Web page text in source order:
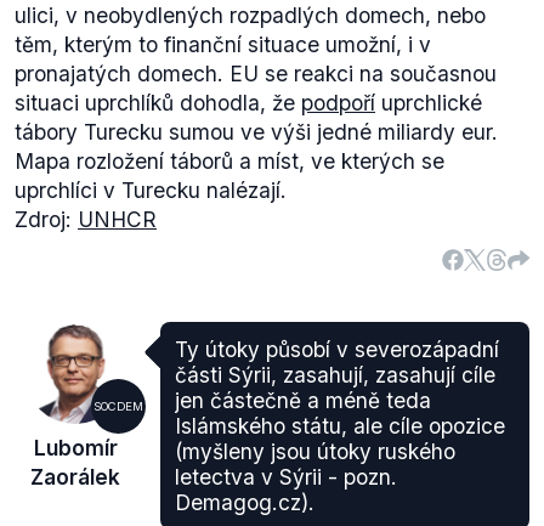
ulici, v neobydlených rozpadlých domech, nebo
těm, kterým to finanční situace umožní, i v
pronajatých domech. EU se reakci na současnou
situaci uprchlíků dohodla, že podpoří uprchlické
tábory Turecku sumou ve výši jedné miliardy eur.
Mapa rozložení táborů a míst, ve kterých se
uprchlíci v Turecku nalézají.
Zdroj: UNHCR
SOCDEM
Lubomír
Zaorálek
Ty útoky působí v severozápadní
části Sýrii, zasahují, zasahují cíle
jen částečně a méně teda
Islámského státu, ale cíle opozice
(myšleny jsou útoky ruského
letectva v Sýrii - pozn.
Demagog.cz).